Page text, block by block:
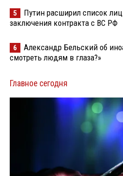
5
Путин расширил список
заключения контракта с ВС РФ
6
Александр Бельский об
смотреть людям в глаза?»
Главное сегодня